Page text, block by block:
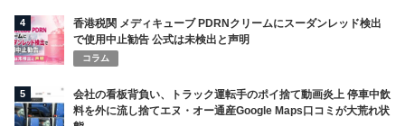
4
香港税関 メディキューブ PDRNクリームにスーダンレッド検出
で使用中止勧告 公式は未検出と声明
コラム
5
会社の看板背負い、トラック運転手のポイ捨て動画炎上 停車中飲
料を外に流し捨てエヌ・オー通産Google Maps口コミが大荒れ状